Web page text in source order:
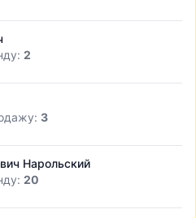
2
3
Нарольский
20